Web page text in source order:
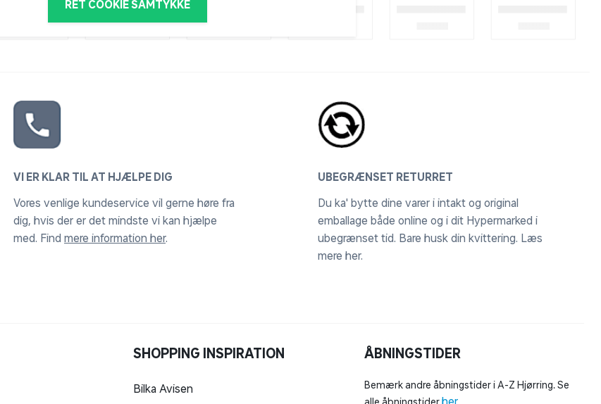
RET COOKIE SAMTYKKE
VI ER KLAR TIL AT HJÆLPE DIG
Vores venlige kundeservice vil gerne høre fra
dig, hvis der er det mindste vi kan hjælpe
med. Find mere information her.
UBEGRÆNSET RETURRET
Du ka' bytte dine varer i intakt og original
emballage både online og i dit Hypermarked i
ubegrænset tid. Bare husk din kvittering. Læs
mere her.
SHOPPING INSPIRATION
Bilka Avisen
ÅBNINGSTIDER
Bemærk andre åbningstider i A-Z Hjørring. Se
her